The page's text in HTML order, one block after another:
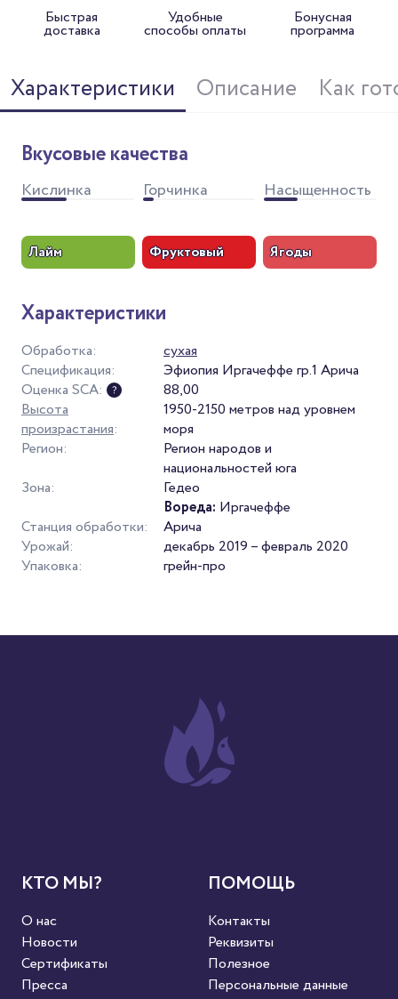
Быстрая
доставка
Удобные
способы оплаты
Бонусная
программа
Характеристики Описание Как
Вкусовые качества
Кислинка Горчинка Насыщенность
Лайм Фруктовый Ягоды
Характеристики
Обработка:
сухая
Спецификация:
Эфиопия Иргачеффе гр.1 Арича
Оценка SCA:
88,00
Высота
произрастания:
1950-2150 метров над уровнем
моря
Регион:
Регион народов и
национальностей юга
Зона:
Гедео
Вореда: Иргачеффе
Станция обработки:
Арича
Урожай:
декабрь 2019 – февраль 2020
Упаковка:
грейн-про
КТО МЫ?
О нас
Новости
Сертификаты
Пресса
ПОМОЩЬ
Контакты
Реквизиты
Полезное
Персональные данные